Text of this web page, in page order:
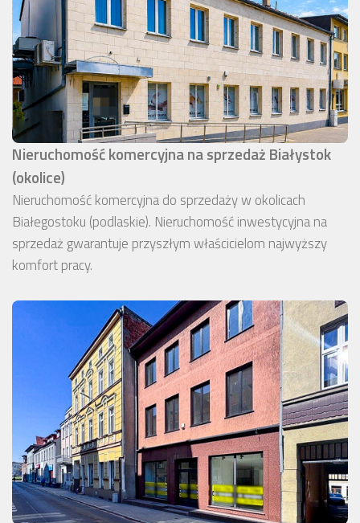
Nieruchomość komercyjna na sprzedaż Białystok
(okolice)
Nieruchomość komercyjna do sprzedaży w okolicach
Białegostoku (podlaskie). Nieruchomość inwestycyjna na
sprzedaż gwarantuje przyszłym właścicielom najwyższy
komfort pracy.